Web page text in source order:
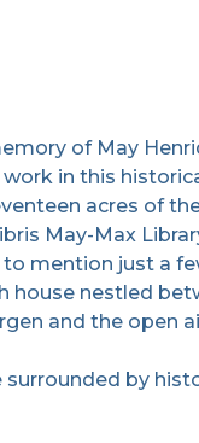
of May
in this
acres of
May-Max
mention just a
house nestled
and the open
by